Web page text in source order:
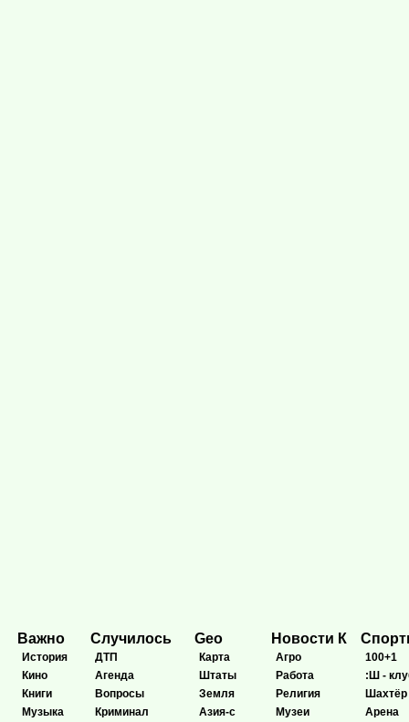
Важно
История
Кино
Книги
Музыка
Случилось
ДТП
Агенда
Вопросы
Криминал
Geo
Карта
Штаты
Земля
Азия-с
Новости К
Агро
Работа
Религия
Музеи
100+1
:Ш -
Шахтёр
Арена